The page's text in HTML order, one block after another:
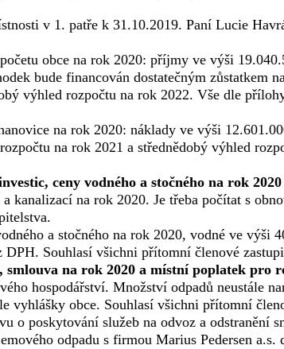
v 1. patře k 31.10.2019. Paní Lucie
obce na rok 2020: příjmy ve výši
bude financován dostatečným zůstatkem
výhled rozpočtu na rok 2022. Vše dle
na rok 2020: náklady ve výši
na rok 2021 a střednědobý výhled
ceny vodného a stočného na rok 2020
kanalizací na rok 2020. Je třeba počítat s
a stočného na rok 2020, vodné ve výši
Souhlasí všichni přítomní členové
na rok 2020 a místní poplatek pro
hospodářství. Množství odpadů neustále
vyhlášky obce. Souhlasí všichni přítomní
o poskytování služeb na odvoz a odstranění
odpadu s firmou Marius Pedersen